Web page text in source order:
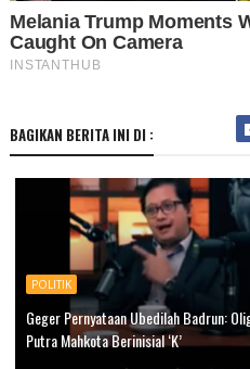
BAGIKAN BERITA INI DI :
POLITIK
Geger Pernyataan Ubedilah Badrun:
Putra Mahkota Berinisial ‘K’